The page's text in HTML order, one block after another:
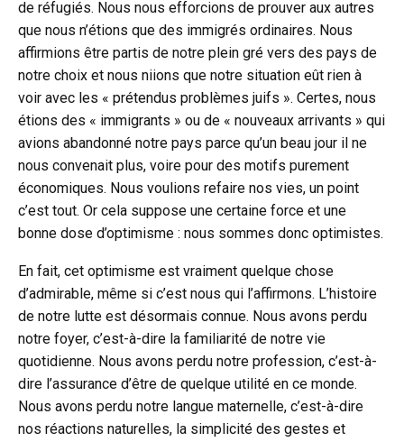
de réfugiés. Nous nous efforcions de prouver aux autres
que nous n’étions que des immigrés ordinaires. Nous
affirmions être partis de notre plein gré vers des pays de
notre choix et nous niions que notre situation eût rien à
voir avec les « prétendus problèmes juifs ». Certes, nous
étions des « immigrants » ou de « nouveaux arrivants » qui
avions abandonné notre pays parce qu’un beau jour il ne
nous convenait plus, voire pour des motifs purement
économiques. Nous voulions refaire nos vies, un point
c’est tout. Or cela suppose une certaine force et une
bonne dose d’optimisme : nous sommes donc optimistes.
En fait, cet optimisme est vraiment quelque chose
d’admirable, même si c’est nous qui l’affirmons. L’histoire
de notre lutte est désormais connue. Nous avons perdu
notre foyer, c’est-à-dire la familiarité de notre vie
quotidienne. Nous avons perdu notre profession, c’est-à-
dire l’assurance d’être de quelque utilité en ce monde.
Nous avons perdu notre langue maternelle, c’est-à-dire
nos réactions naturelles, la simplicité des gestes et